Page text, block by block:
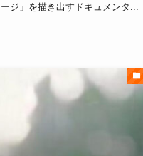
ジ」を描き出すドキュメンタ...